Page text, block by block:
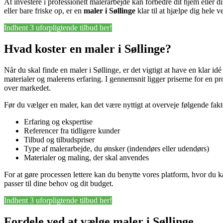
At investere i professionelt malerarbejde kan forbedre dit hjem eller
eller bare friske op, er en maler i Søllinge klar til at hjælpe dig hele
Indhent 3 uforpligtende tilbud her!
Hvad koster en maler i Søllinge?
Når du skal finde en maler i Søllinge, er det vigtigt at have en klar
materialer og malerens erfaring. I gennemsnit ligger priserne for en
over markedet.
Før du vælger en maler, kan det være nyttigt at overveje følgende
Erfaring og ekspertise
Referencer fra tidligere kunder
Tilbud og tilbudspriser
Type af malerarbejde, du ønsker (indendørs eller udendørs)
Materialer og maling, der skal anvendes
For at gøre processen lettere kan du benytte vores platform, hvor
passer til dine behov og dit budget.
Indhent 3 uforpligtende tilbud her!